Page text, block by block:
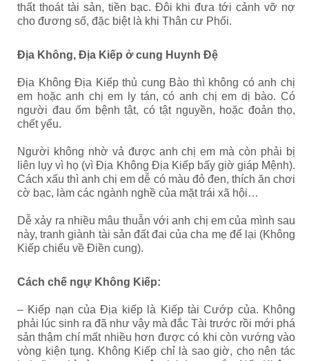
thất thoát tài sản, tiền bạc. Đôi khi đưa tới cảnh vỡ nợ
cho đương số, đặc biệt là khi Thân cư Phối.
Địa Không, Địa Kiếp ở cung Huynh Đệ
Địa Không Địa Kiếp thủ cung Bào thì không có anh chị
em hoặc anh chị em ly tán, có anh chị em dị bào. Có
người đau ốm bệnh tật, có tật nguyền, hoặc đoản thọ,
chết yểu.
Người không nhờ vả được anh chị em mà còn phải bị
liên lụy vì họ (vì Địa Không Địa Kiếp bấy giờ giáp Mệnh).
Cách xấu thì anh chị em dễ có màu đỏ đen, thích ăn chơi
cờ bạc, làm các ngành nghề của mặt trái xã hội…
Dễ xảy ra nhiều mâu thuẫn với anh chị em của mình sau
này, tranh giành tài sản đất đai của cha mẹ để lại (Không
Kiếp chiếu về Điền cung).
Cách chế ngự Không Kiếp:
– Kiếp nạn của Địa kiếp là Kiếp tài Cướp của. Không
phải lúc sinh ra đã như vậy mà đắc Tài trước rồi mới phá
sản thậm chí mất nhiều hơn được có khi còn vướng vào
vòng kiện tụng. Không Kiếp chỉ là sao giờ, cho nên tác